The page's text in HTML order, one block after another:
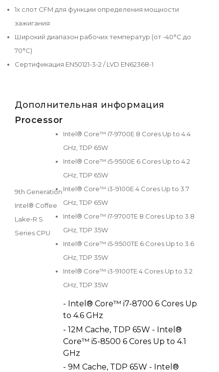
1x слот CFM для функции определения мощности
зажигания
Широкий диапазон рабочих температур (от -40°C до
70°C)
Сертификация EN50121-3-2 / LVD EN62368-1
Дополнительная информация
Processor
9th Generation
Intel® Coffee
Lake-R S
Series CPU
Intel® Core™ i7-9700E 8 Cores Up to 4.4
GHz, TDP 65W
Intel® Core™ i5-9500E 6 Cores Up to 4.2
GHz, TDP 65W
Intel® Core™ i3-9100E 4 Cores Up to 3.7
GHz, TDP 65W
Intel® Core™ i7-9700TE 8 Cores Up to 3.8
GHz, TDP 35W
Intel® Core™ i5-9500TE 6 Cores Up to 3.6
GHz, TDP 35W
Intel® Core™ i3-9100TE 4 Cores Up to 3.2
GHz, TDP 35W
- Intel® Core™ i7-8700 6 Cores Up
to 4.6 GHz
- 12M Cache, TDP 65W - Intel®
Core™ i5-8500 6 Cores Up to 4.1
GHz
- 9M Cache, TDP 65W - Intel®